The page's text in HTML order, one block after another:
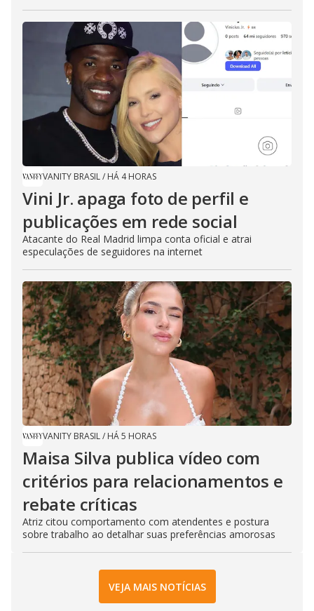
VANITY BRASIL/ HÁ 4 HORAS
Vini Jr. apaga foto de perfil e
publicações em rede social
Atacante do Real Madrid limpa conta oficial e atrai
especulações de seguidores na internet
VANITY BRASIL/ HÁ 5 HORAS
Maisa Silva publica vídeo com
critérios para relacionamentos e
rebate críticas
Atriz citou comportamento com atendentes e postura
sobre trabalho ao detalhar suas preferências amorosas
VEJA MAIS NOTÍCIAS